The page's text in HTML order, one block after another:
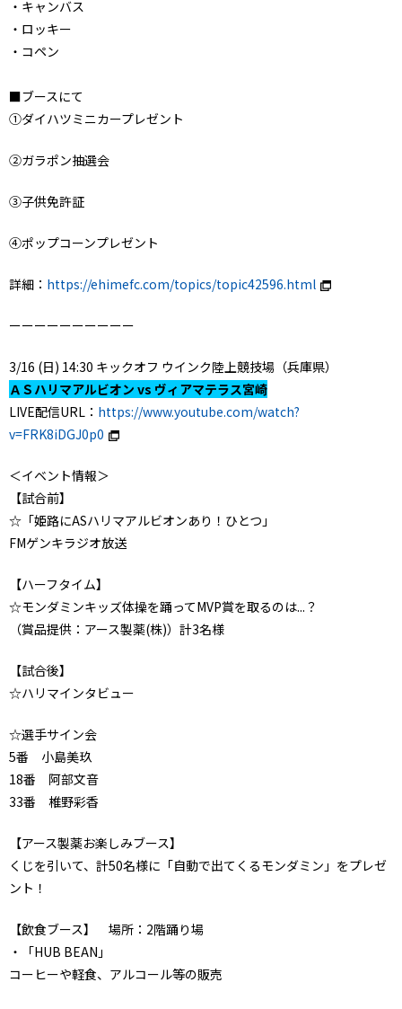
・キャンバス
・ロッキー
・コペン
■ブースにて
①ダイハツミニカープレゼント
②ガラポン抽選会
③子供免許証
④ポップコーンプレゼント
詳細： https://ehimefc.com/topics/topic42596.html
ーーーーーーーーーー
3/16 (日) 14:30 キックオフ ウインク陸上競技場（兵庫県）
ＡＳハリマアルビオン vs ヴィアマテラス宮崎
LIVE配信URL： https://www.youtube.com/watch?
v=FRK8iDGJ0p0
＜イベント情報＞
【試合前】
☆「姫路にASハリマアルビオンあり！ひとつ」
FMゲンキラジオ放送
【ハーフタイム】
☆モンダミンキッズ体操を踊ってMVP賞を取るのは...？
（賞品提供：アース製薬(株)）計3名様
【試合後】
☆ハリマインタビュー
☆選手サイン会
5番 小島美玖
18番 阿部文音
33番 椎野彩香
【アース製薬お楽しみブース】
くじを引いて、計50名様に「自動で出てくるモンダミン」をプレゼ
ント！
【飲食ブース】 場所：2階踊り場
・「HUB BEAN」
コーヒーや軽食、アルコール等の販売